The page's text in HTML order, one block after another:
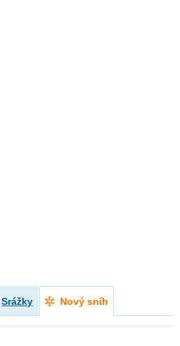
Srážky Nový sníh